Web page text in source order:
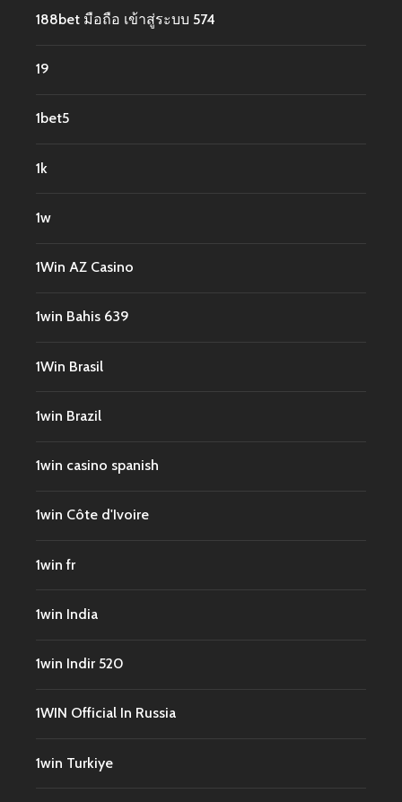
188bet มือถือ เข้าสู่ระบบ 574
19
1bet5
1k
1w
1Win AZ Casino
1win Bahis 639
1Win Brasil
1win Brazil
1win casino spanish
1win Côte d'Ivoire
1win fr
1win India
1win Indir 520
1WIN Official In Russia
1win Turkiye